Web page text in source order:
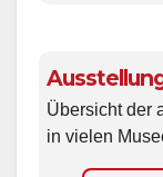
Übersicht der
in vielen